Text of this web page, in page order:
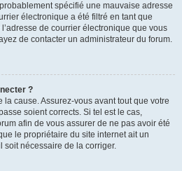
spécifié une mauvaise adresse
électronique a été filtré en tant que
de courrier électronique que vous
de contacter un administrateur du forum.
?
cause. Assurez-vous avant tout que votre
soient corrects. Si tel est le cas,
afin de vous assurer de ne pas avoir été
le propriétaire du site internet ait un
soit nécessaire de la corriger.